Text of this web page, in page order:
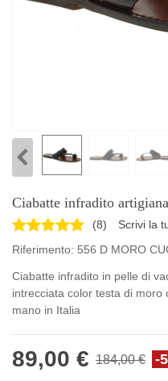
Ciabatte infradito
(8)
Scrivi la
Riferimento: 556 D MORO
Ciabatte infradito in pelle di
intrecciata color testa di moro
mano in Italia
89,00 € 184,00 € -